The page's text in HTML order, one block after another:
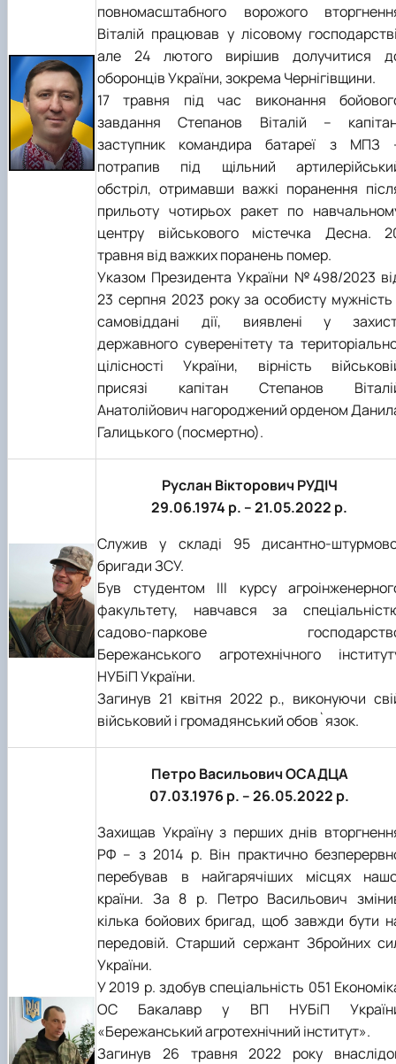
повномасштабного ворожого
Віталій працював у лісовому
але 24 лютого вирішив долучитися
оборонців України, зокрема Чернігівщини.
17 травня під час виконання
завдання Степанов Віталій –
заступник командира батареї з МПЗ
потрапив під щільний
обстріл, отримавши важкі поранення
прильоту чотирьох ракет по
центру військового містечка Десна.
травня від важких поранень помер.
Указом Президента України №498/2023
23 серпня 2023 року за особисту мужність
самовіддані дії, виявлені у
державного суверенітету та
цілісності України, вірність
присязі капітан Степанов
Анатолійович нагороджений орденом
Галицького (посмертно).
Руслан Вікторович РУДІЧ
29.06.1974 р. – 21.05.2022 р.
Служив у складі 95 дисантно-
бригади ЗСУ.
Був студентом ІІІ курсу
факультету, навчався за
садово-паркове
Бережанського агротехнічного
НУБіП України.
Загинув 21 квітня 2022 р., виконуючи
військовий і громадянський обов`язок.
Петро Васильович ОСАДЦА
07.03.1976 р. – 26.05.2022 р.
Захищав Україну з перших днів
РФ – з 2014 р. Він практично
перебував в найгарячіших місцях
країни. За 8 р. Петро Васильович
кілька бойових бригад, щоб завжди бути
передовій. Старший сержант Збройних
України.
У 2019 р. здобув спеціальність 051
ОС Бакалавр у ВП НУБіП
«Бережанський агротехнічний інститут».
Загинув 26 травня 2022 року